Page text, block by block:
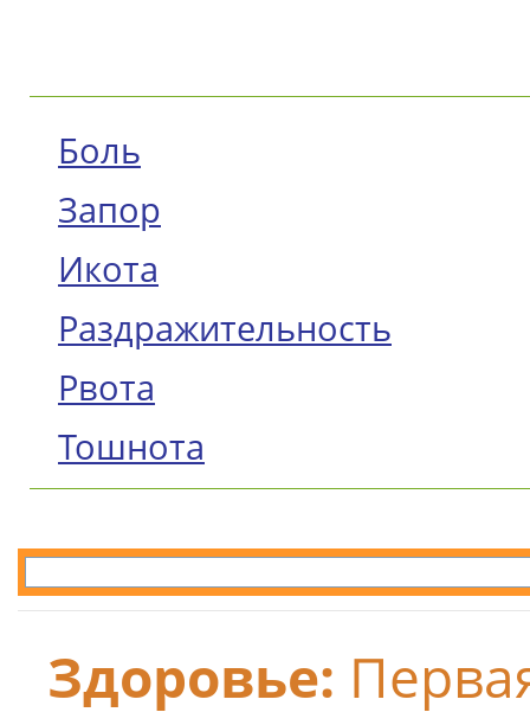
Боль
Запор
Икота
Раздражительность
Рвота
Тошнота
Здоровье: